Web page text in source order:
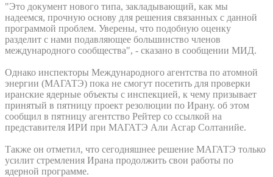
"Это документ нового типа, закладывающий, как мы
надеемся, прочную основу для решения связанных с данной
программой проблем. Уверены, что подобную оценку
разделит с нами подавляющее большинство членов
международного сообщества", - сказано в сообщении МИД.
Однако инспекторы Международного агентства по атомной
энергии (МАГАТЭ) пока не смогут посетить для проверки
иранские ядерные объекты с инспекцией, к чему призывает
принятый в пятницу проект резолюции по Ирану. об этом
сообщил в пятницу агентство Рейтер со ссылкой на
представителя ИРИ при МАГАТЭ Али Асгар Солтанийе.
Также он отметил, что сегодняшнее решение МАГАТЭ только
усилит стремления Ирана продолжить свои работы по
ядерной программе.